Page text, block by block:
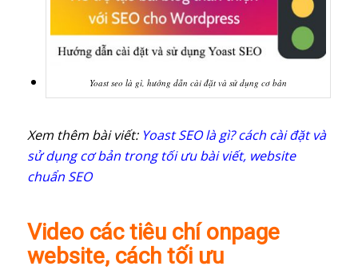
Yoast seo là gì, hướng dẫn cài đặt và sử dụng cơ bản
Xem thêm bài viết: Yoast SEO là gì? cách cài đặt và
sử dụng cơ bản trong tối ưu bài viết, website
chuẩn SEO
Video các tiêu chí onpage
website, cách tối ưu